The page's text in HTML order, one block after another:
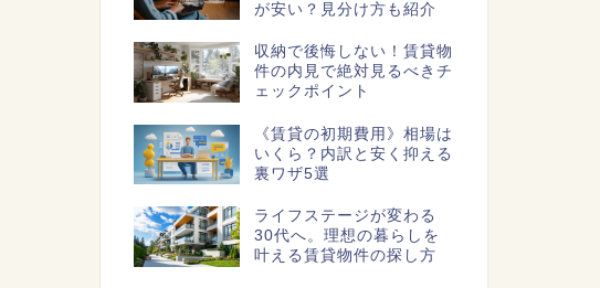
が安い？見分け方も紹介
収納で後悔しない！賃貸物
件の内見で絶対見るべきチ
ェックポイント
《賃貸の初期費用》相場は
いくら？内訳と安く抑える
裏ワザ5選
ライフステージが変わる
30代へ。理想の暮らしを
叶える賃貸物件の探し方